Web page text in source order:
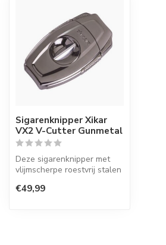
Sigarenknipper Xikar
VX2 V-Cutter Gunmetal
Deze sigarenknipper met
vlijmscherpe roestvrij stalen
V...
€49,99